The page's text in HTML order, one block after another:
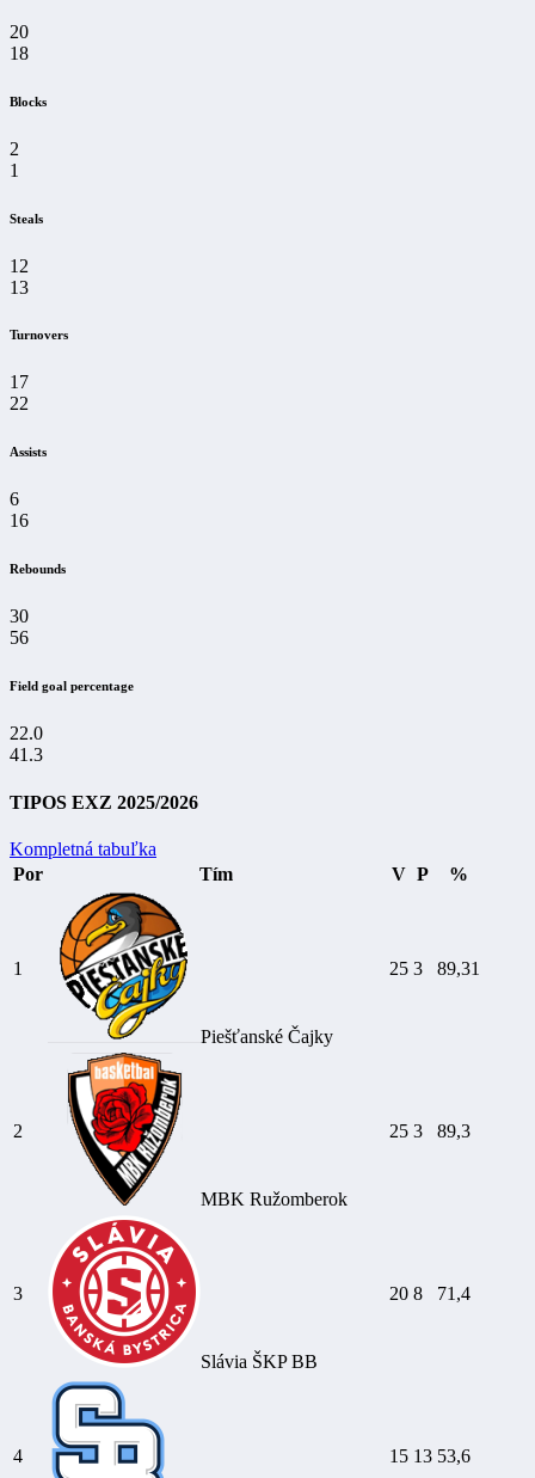
20
18
Blocks
2
1
Steals
12
13
Turnovers
17
22
Assists
6
16
Rebounds
30
56
Field goal percentage
22.0
41.3
TIPOS EXZ 2025/2026
Kompletná tabuľka
Por
Tím V P %
1
Piešťanské Čajky
25 3 89,31
2
MBK Ružomberok
25 3 89,3
3
Slávia ŠKP BB
20 8 71,4
4 15 13 53,6